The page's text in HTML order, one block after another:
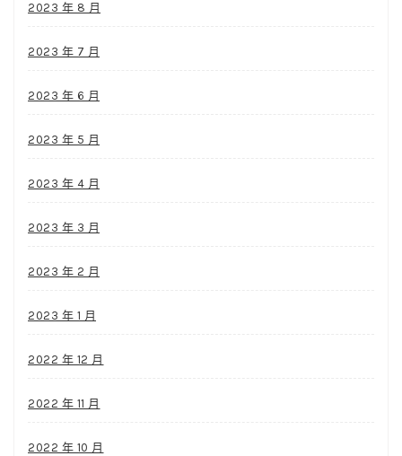
2023 年 8 月
2023 年 7 月
2023 年 6 月
2023 年 5 月
2023 年 4 月
2023 年 3 月
2023 年 2 月
2023 年 1 月
2022 年 12 月
2022 年 11 月
2022 年 10 月